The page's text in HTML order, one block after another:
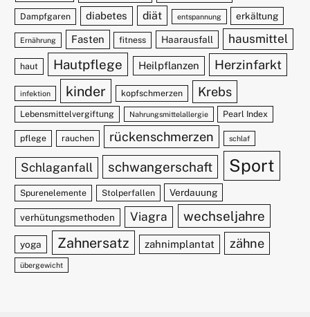
Dampfgaren diabetes diät entspannung erkältung
Ernährung Fasten fitness Haarausfall hausmittel
haut Hautpflege Heilpflanzen Herzinfarkt
infektion kinder kopfschmerzen Krebs
Lebensmittelvergiftung Nahrungsmittelallergie Pearl Index
pflege rauchen rückenschmerzen schlaf
Schlaganfall schwangerschaft Sport
Spurenelemente Stolperfallen Verdauung
verhütungsmethoden Viagra wechseljahre
yoga Zahnersatz zahnimplantat zähne
übergewicht